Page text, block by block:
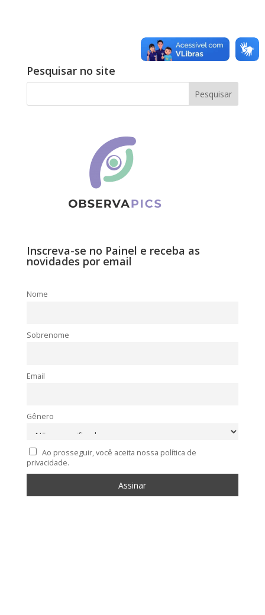
Pesquisar no site
Inscreva-se no Painel e receba as
novidades por email
Nome
Sobrenome
Email
Gênero
Ao prosseguir, você aceita nossa política de
privacidade.